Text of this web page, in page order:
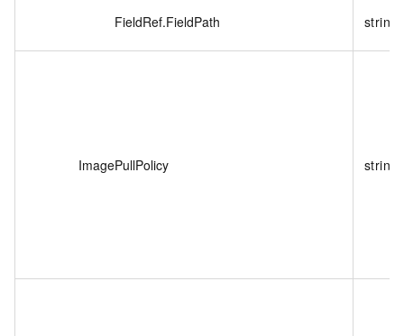
FieldRef.FieldPath string
ImagePullPolicy string